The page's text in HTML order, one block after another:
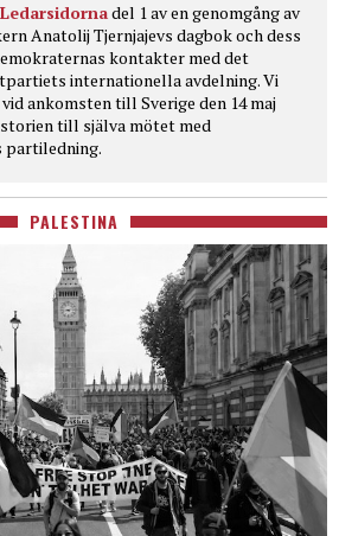
del 1 av en genomgång av
Anatolij Tjernjajevs dagbok och dess
kontakter med det
internationella avdelning. Vi
ankomsten till Sverige den 14 maj
till själva mötet med
partiledning.
PALESTINA